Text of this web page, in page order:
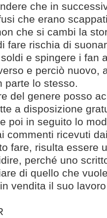
che in
che erano
che si cambi la
fare rischia di
e spingere i fan
e perciò nuovo,
parte lo stesso.
del genere posso
a disposizione
poi in seguito lo
commenti ricevuti
fare, risulta essere
perché uno
di quello che
vendita il suo